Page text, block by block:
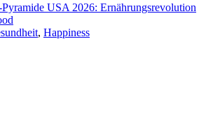
USA 2026: Ernährungsrevolution
, Happiness